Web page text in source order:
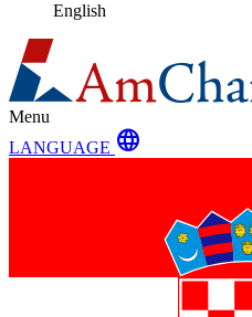
English
Menu
LANGUAGE language